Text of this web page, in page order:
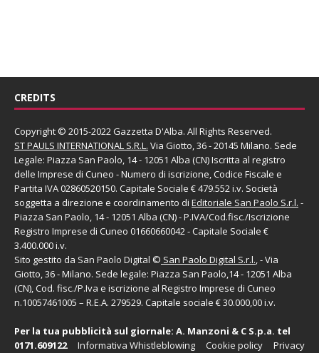
CREDITS
Copyright © 2015-2022 Gazzetta D'Alba. All Rights Reserved.
ST PAULS INTERNATIONAL S.R.L. Via Giotto, 36 - 20145 Milano. Sede
Legale: Piazza San Paolo, 14 - 12051 Alba (CN) Iscritta al registro
delle Imprese di Cuneo - Numero di iscrizione, Codice Fiscale e
Partita IVA 02860520150. Capitale Sociale € 479.552 i.v. Società
soggetta a direzione e coordinamento di Editoriale San Paolo S.r.l. -
Piazza San Paolo, 14 - 12051 Alba (CN) - P.IVA/Cod.fisc./Iscrizione
Registro Imprese di Cuneo 01660660042 - Capitale Sociale €
3.400.000 i.v.
Sito gestito da San Paolo Digital © San Paolo Digital S.r.l., - Via
Giotto, 36 - Milano. Sede legale: Piazza San Paolo,14 - 12051 Alba
(CN), Cod. fisc./P.Iva e iscrizione al Registro Imprese di Cuneo
n.10057461005 – R.E.A. 279529. Capitale sociale € 30.000,00 i.v.
Per la tua pubblicità sul giornale: A. Manzoni & C S.p.a. tel
0171.609122
Privacy
Cookie policy
Informativa Whistleblowing